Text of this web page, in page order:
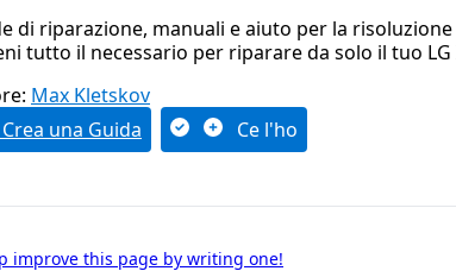
di riparazione, manuali e aiuto per la
tutto il necessario per riparare da solo il tuo LG
Max Kletskov
Crea una Guida
Ce l'ho
improve this page by writing one!